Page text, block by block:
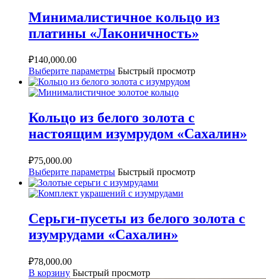
Минималистичное кольцо из
платины «Лаконичность»
₽140,000.00
Выберите параметры Быстрый просмотр
Кольцо из белого золота с
настоящим изумрудом «Сахалин»
₽75,000.00
Выберите параметры Быстрый просмотр
Серьги-пусеты из белого золота с
изумрудами «Сахалин»
₽78,000.00
В корзину Быстрый просмотр